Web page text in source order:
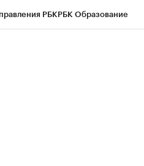
РБКРБК Образование